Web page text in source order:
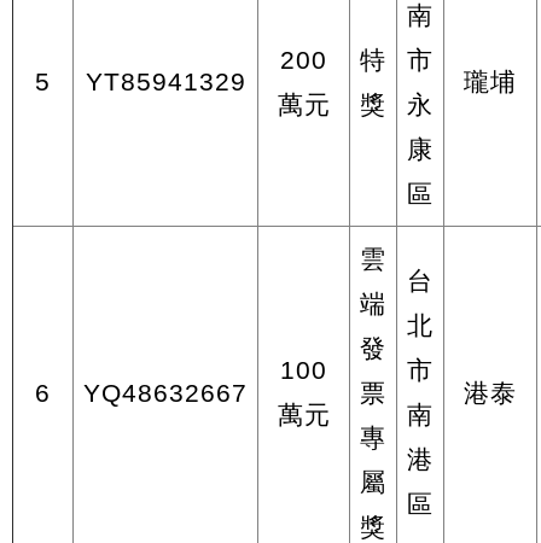
5 YT85941329
200
萬元
特
獎
南
市
永
康
區
瓏埔
6 YQ48632667
100
萬元
雲
端
發
票
專
屬
獎
台
北
市
南
港
區
港泰